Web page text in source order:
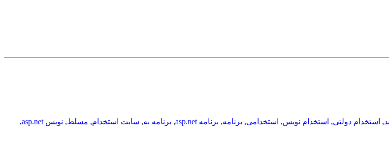
, استخدام دولتی, استخدام نویس, استخدامی, برنامه, برنامه asp.net , برنامه به, سایت استخدام, مسلط, نویس asp.net
,